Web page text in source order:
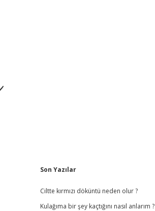
Sidebar
Son Yazılar
Ciltte kırmızı döküntü neden olur ?
Kulağıma bir şey kaçtığını nasıl anlarım ?
ilbethiltonbet